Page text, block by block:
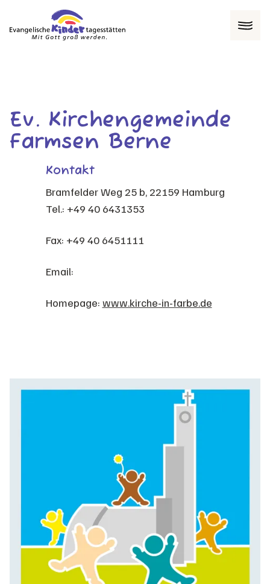
Ev. Kirchengemeinde
Farmsen Berne
Kontakt
Bramfelder Weg 25 b, 22159 Hamburg
Tel.: +49 40 6431353
Fax: +49 40 6451111
Email:
Homepage: www.kirche-in-farbe.de